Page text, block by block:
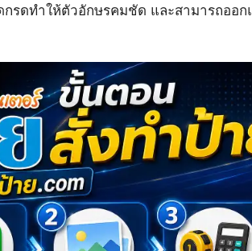
กรดทำให้ตัวอักษรคมชัด และสามารถออ